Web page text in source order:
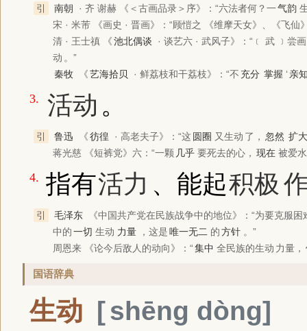
引 南朝 · 齐 谢赫 《＜古画品录＞序》 ：“六法者何？一气韵
宋 · 米芾
《画史 · 晋画》 ：“顾愷之 《维摩天女》
《飞仙
清 · 王士禛
《池北偶谈 · 谈艺六 · 武风子》
：“﹝ 武 ﹞尝
动 。”
秦牧
《艺海拾贝 · 鲜荔枝和干荔枝》 ：“不 充分 掌握 ‘亲
3. 活动 。
引 鲁迅 《彷徨 · 高老夫子》 ：“这圆圈 又生动 了， 忽然 扩大
蒋光慈
《短裤党》 六：“一颗 几乎 要死去的心， 现在 被爱
4. 指有活力 、能起积极
引 毛泽东 《中国共产党在民族战争中的地位》
：“为要克服困
中的一切 生动 力量 ，这是唯一无二 的方针 。”
周恩来
《论今后敌人的动向》 ：“集中 全民族的生动 力量，
国语辞典
生动 shēng dòng